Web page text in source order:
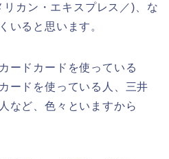
カン・エキスプレス／)、な
いると思います。
ードカードを使っている
ードを使っている人、三井
など、色々といますから